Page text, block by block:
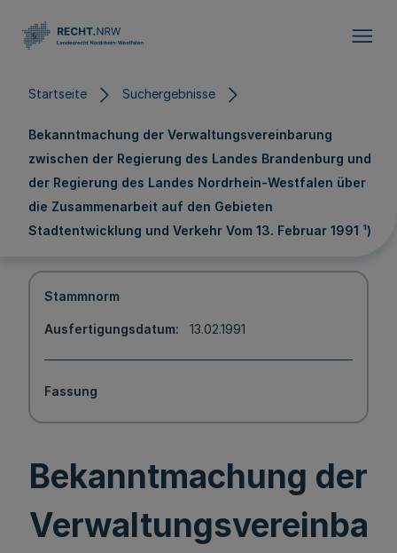
Startseite Suchergebnisse
Bekanntmachung der Verwaltungsvereinbarung
zwischen der Regierung des Landes Brandenburg und
der Regierung des Landes Nordrhein-Westfalen über
die Zusammenarbeit auf den Gebieten
Stadtentwicklung und Verkehr Vom 13. Februar 1991 ¹)
Stammnorm
Ausfertigungsdatum 13.02.1991
Fassung
Bekanntmachung der
Verwaltungsvereinba